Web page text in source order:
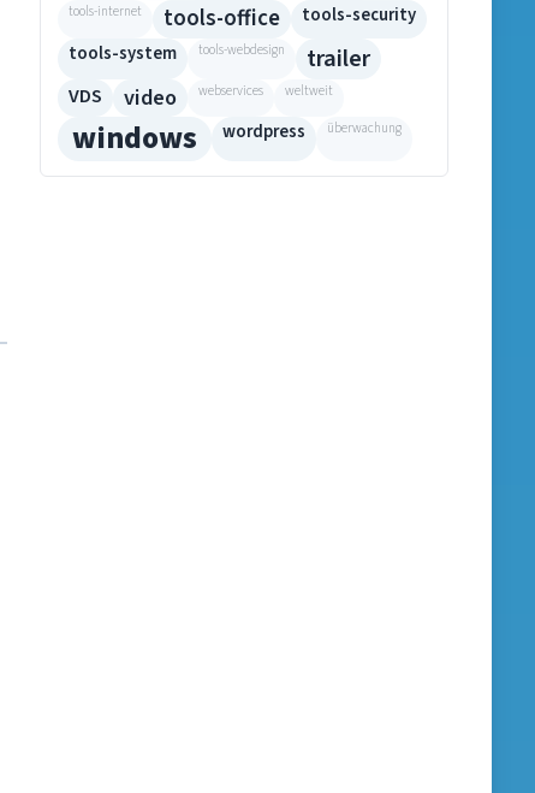
tools-internet tools-office
tools-security
tools-system
tools-webdesign trailer
VDS video webservices weltweit
windows wordpress überwachung